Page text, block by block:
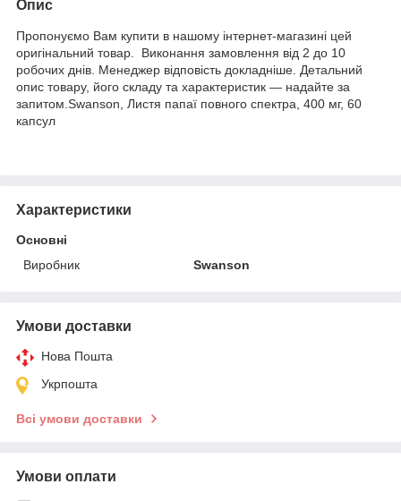
Опис
Пропонуємо Вам купити в нашому інтернет-магазині цей
оригінальний товар. Виконання замовлення від 2 до 10
робочих днів. Менеджер відповість докладніше. Детальний
опис товару, його складу та характеристик — надайте за
запитом.Swanson, Листя папаї повного спектра, 400 мг, 60
капсул
Характеристики
Основні
Виробник
Swanson
Умови доставки
Нова Пошта
Укрпошта
Всі умови доставки
Умови оплати